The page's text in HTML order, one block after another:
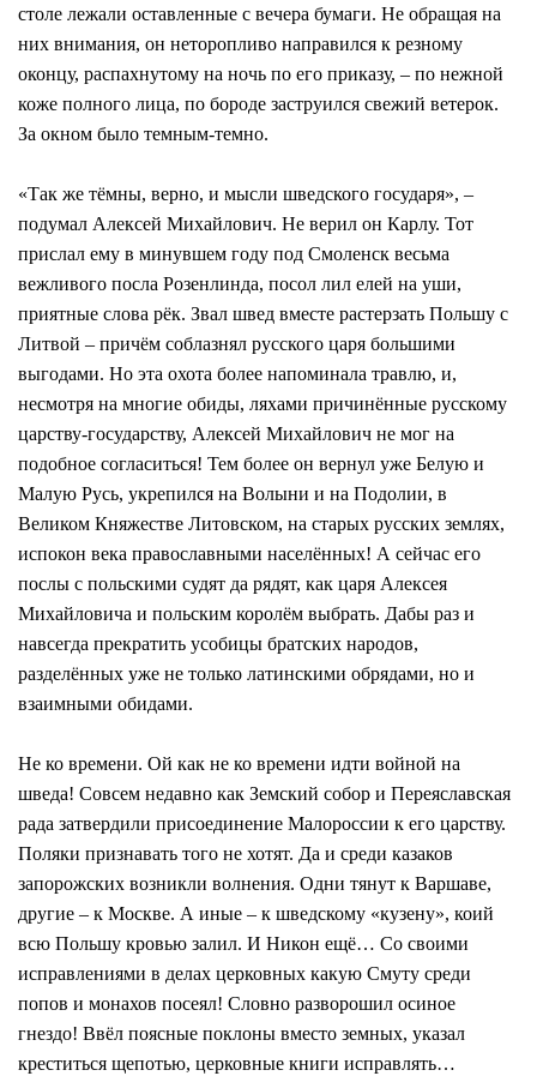
столе лежали оставленные с вечера бумаги. Не обращая на
них внимания, он неторопливо направился к резному
оконцу, распахнутому на ночь по его приказу, – по нежной
коже полного лица, по бороде заструился свежий ветерок.
За окном было темным-темно.
«Так же тёмны, верно, и мысли шведского государя», –
подумал Алексей Михайлович. Не верил он Карлу. Тот
прислал ему в минувшем году под Смоленск весьма
вежливого посла Розенлинда, посол лил елей на уши,
приятные слова рёк. Звал швед вместе растерзать Польшу с
Литвой – причём соблазнял русского царя большими
выгодами. Но эта охота более напоминала травлю, и,
несмотря на многие обиды, ляхами причинённые русскому
царству-государству, Алексей Михайлович не мог на
подобное согласиться! Тем более он вернул уже Белую и
Малую Русь, укрепился на Волыни и на Подолии, в
Великом Княжестве Литовском, на старых русских землях,
испокон века православными населённых! А сейчас его
послы с польскими судят да рядят, как царя Алексея
Михайловича и польским королём выбрать. Дабы раз и
навсегда прекратить усобицы братских народов,
разделённых уже не только латинскими обрядами, но и
взаимными обидами.
Не ко времени. Ой как не ко времени идти войной на
шведа! Совсем недавно как Земский собор и Переяславская
рада затвердили присоединение Малороссии к его царству.
Поляки признавать того не хотят. Да и среди казаков
запорожских возникли волнения. Одни тянут к Варшаве,
другие – к Москве. А иные – к шведскому «кузену», коий
всю Польшу кровью залил. И Никон ещё… Со своими
исправлениями в делах церковных какую Смуту среди
попов и монахов посеял! Словно разворошил осиное
гнездо! Ввёл поясные поклоны вместо земных, указал
креститься щепотью, церковные книги исправлять…